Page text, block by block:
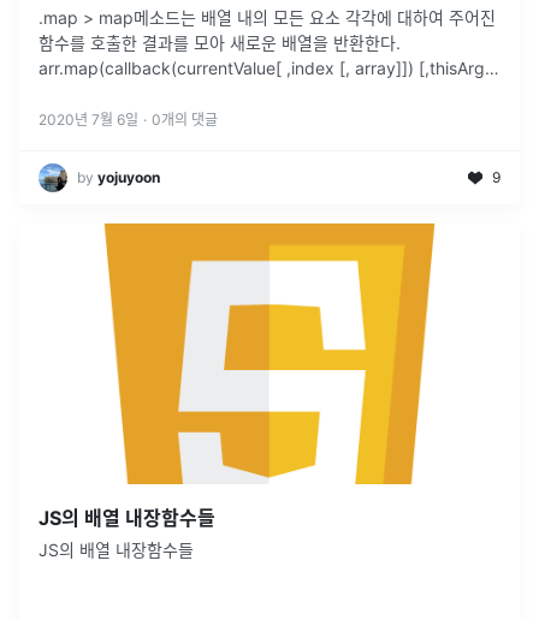
.map > map메소드는 배열 내의 모든 요소 각각에 대하여 주어진
함수를 호출한 결과를 모아 새로운 배열을 반환한다.
arr.map(callback(currentValue[ ,index [, array]]) [,thisArg])
2020년 7월 6일 · 0개의 댓글
by yojuyoon 9
JS의 배열 내장함수들
JS의 배열 내장함수들